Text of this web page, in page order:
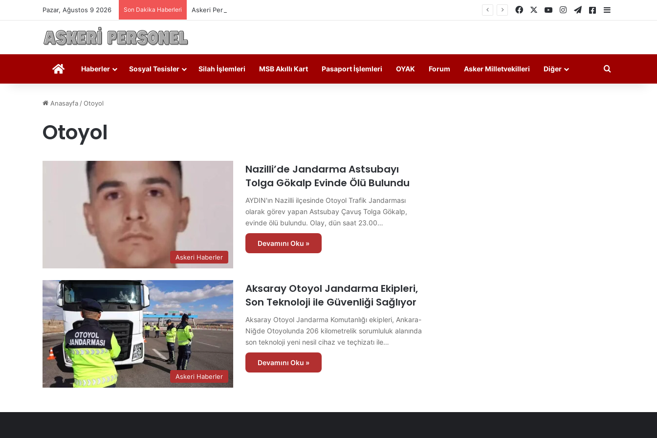
Pazar, Ağustos 9 2026 Son Dakika Haberleri Askeri Personelin Güncel Haber ve Bilgi Sitesi. Facebook YouTubeInstagramTelegramAskeri Haberler
Askeri Personel
Haberler Sosyal Tesisler Silah İşlemleri MSB Akıllı Kart Pasaport İşlemleri OYAK Forum Asker Milletvekilleri Diğer Arama yap
Anasayfa /Otoyol
Otoyol
Askeri Haberler
Nazilli’de Jandarma Astsubayı
Tolga Gökalp Evinde Ölü Bulundu
AYDIN'ın Nazilli ilçesinde Otoyol Trafik Jandarması
olarak görev yapan Astsubay Çavuş Tolga Gökalp,
evinde ölü bulundu. Olay, dün saat 23.00…
Devamını Oku »
Askeri Haberler
Aksaray Otoyol Jandarma Ekipleri,
Son Teknoloji ile Güvenliği Sağlıyor
Aksaray Otoyol Jandarma Komutanlığı ekipleri, Ankara-
Niğde Otoyolunda 206 kilometrelik sorumluluk alanında
son teknoloji yeni nesil cihaz ve teçhizatı ile…
Devamını Oku »